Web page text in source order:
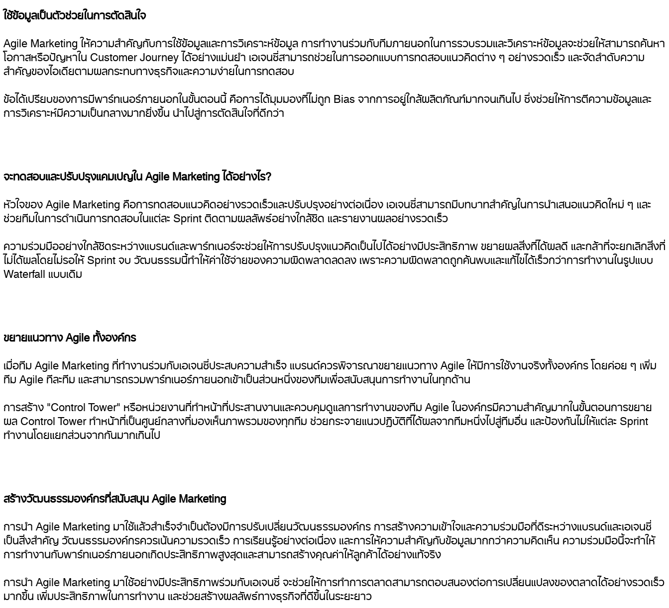
ใช้ข้อมูลเป็นตัวช่วยในการตัดสินใจ
Agile Marketing ให้ความสำคัญกับการใช้ข้อมูลและการวิเคราะห์ข้อมูล การทำงานร่วมกับทีมภายนอกในการรวบรวมและวิเคราะห์ข้อมูลจะช่วยให้สามารถค้นหา
โอกาสหรือปัญหาใน Customer Journey ได้อย่างแม่นยำ เอเจนซี่สามารถช่วยในการออกแบบการทดสอบแนวคิดต่าง ๆ อย่างรวดเร็ว และจัดลำดับความ
สำคัญของไอเดียตามผลกระทบทางธุรกิจและความง่ายในการทดสอบ
ข้อได้เปรียบของการมีพาร์ทเนอร์ภายนอกในขั้นตอนนี้ คือการได้มุมมองที่ไม่ถูก Bias จากการอยู่ใกล้ผลิตภัณฑ์มากจนเกินไป ซึ่งช่วยให้การตีความข้อมูลและ
การวิเคราะห์มีความเป็นกลางมากยิ่งขึ้น นำไปสู่การตัดสินใจที่ดีกว่า
จะทดสอบและปรับปรุงแคมเปญใน Agile Marketing ได้อย่างไร?
หัวใจของ Agile Marketing คือการทดสอบแนวคิดอย่างรวดเร็วและปรับปรุงอย่างต่อเนื่อง เอเจนซี่สามารถมีบทบาทสำคัญในการนำเสนอแนวคิดใหม่ ๆ และ
ช่วยทีมในการดำเนินการทดสอบในแต่ละ Sprint ติดตามผลลัพธ์อย่างใกล้ชิด และรายงานผลอย่างรวดเร็ว
ความร่วมมืออย่างใกล้ชิดระหว่างแบรนด์และพาร์ทเนอร์จะช่วยให้การปรับปรุงแนวคิดเป็นไปได้อย่างมีประสิทธิภาพ ขยายผลสิ่งที่ได้ผลดี และกล้าที่จะยกเลิกสิ่งที่
ไม่ได้ผลโดยไม่รอให้ Sprint จบ วัฒนธรรมนี้ทำให้ค่าใช้จ่ายของความผิดพลาดลดลง เพราะความผิดพลาดถูกค้นพบและแก้ไขได้เร็วกว่าการทำงานในรูปแบบ
Waterfall แบบเดิม
ขยายแนวทาง Agile ทั้งองค์กร
เมื่อทีม Agile Marketing ที่ทำงานร่วมกับเอเจนซี่ประสบความสำเร็จ แบรนด์ควรพิจารณาขยายแนวทาง Agile ให้มีการใช้งานจริงทั้งองค์กร โดยค่อย ๆ เพิ่ม
ทีม Agile ทีละทีม และสามารถรวมพาร์ทเนอร์ภายนอกเข้าเป็นส่วนหนึ่งของทีมเพื่อสนับสนุนการทำงานในทุกด้าน
การสร้าง "Control Tower" หรือหน่วยงานที่ทำหน้าที่ประสานงานและควบคุมดูแลการทำงานของทีม Agile ในองค์กรมีความสำคัญมากในขั้นตอนการขยาย
ผล Control Tower ทำหน้าที่เป็นศูนย์กลางที่มองเห็นภาพรวมของทุกทีม ช่วยกระจายแนวปฏิบัติที่ได้ผลจากทีมหนึ่งไปสู่ทีมอื่น และป้องกันไม่ให้แต่ละ Sprint
ทำงานโดยแยกส่วนจากกันมากเกินไป
สร้างวัฒนธรรมองค์กรที่สนับสนุน Agile Marketing
การนำ Agile Marketing มาใช้แล้วสำเร็จจำเป็นต้องมีการปรับเปลี่ยนวัฒนธรรมองค์กร การสร้างความเข้าใจและความร่วมมือที่ดีระหว่างแบรนด์และเอเจนซี่
เป็นสิ่งสำคัญ วัฒนธรรมองค์กรควรเน้นความรวดเร็ว การเรียนรู้อย่างต่อเนื่อง และการให้ความสำคัญกับข้อมูลมากกว่าความคิดเห็น ความร่วมมือนี้จะทำให้
การทำงานกับพาร์ทเนอร์ภายนอกเกิดประสิทธิภาพสูงสุดและสามารถสร้างคุณค่าให้ลูกค้าได้อย่างแท้จริง
การนำ Agile Marketing มาใช้อย่างมีประสิทธิภาพร่วมกับเอเจนซี่ จะช่วยให้การทำการตลาดสามารถตอบสนองต่อการเปลี่ยนแปลงของตลาดได้อย่างรวดเร็ว
มากขึ้น เพิ่มประสิทธิภาพในการทำงาน และช่วยสร้างผลลัพธ์ทางธุรกิจที่ดีขึ้นในระยะยาว